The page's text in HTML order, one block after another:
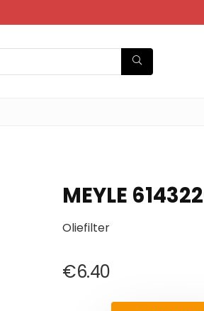
MEYLE
Oliefilter
€6.40